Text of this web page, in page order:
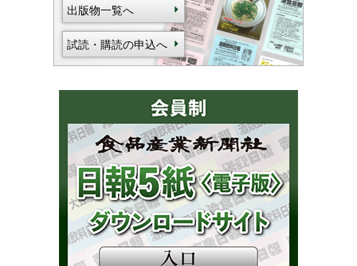
出版物一覧へ
試読・購読の申込へ